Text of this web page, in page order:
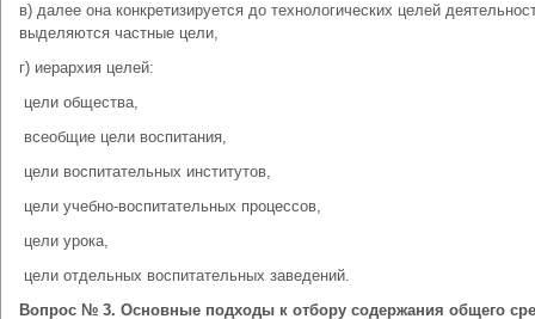
в) далее она конкретизируется до технологических целей
выделяются частные цели,
г) иерархия целей:
­ цели общества,
­ всеобщие цели воспитания,
­ цели воспитательных институтов,
­ цели учебно-воспитательных процессов,
­ цели урока,
­ цели отдельных воспитательных заведений.
Вопрос № 3. Основные подходы к отбору содержания общего